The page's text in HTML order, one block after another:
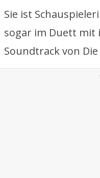
Sie ist
sogar im Duett mit
Soundtrack von